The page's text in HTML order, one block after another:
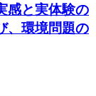
感と実体験の
、環境問題の